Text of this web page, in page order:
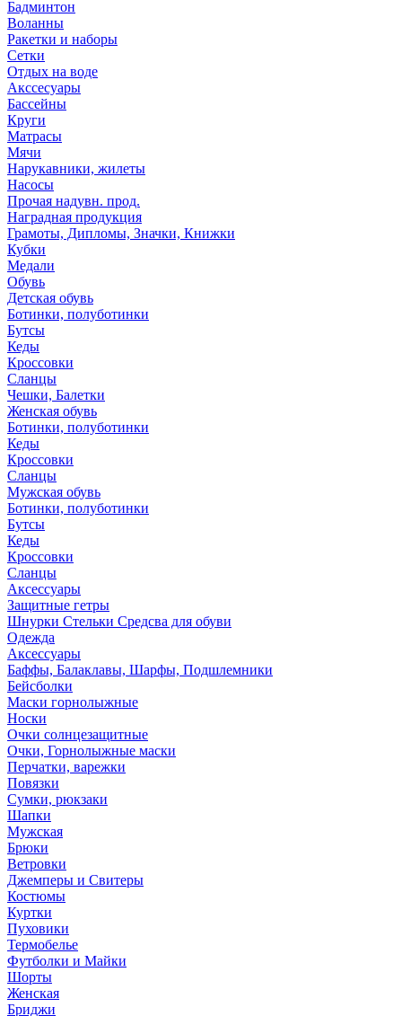
Бадминтон
Воланны
Ракетки и наборы
Сетки
Отдых на воде
Акссесуары
Бассейны
Круги
Матрасы
Мячи
Нарукавники, жилеты
Насосы
Прочая надувн. прод.
Наградная продукция
Грамоты, Дипломы, Значки, Книжки
Кубки
Медали
Обувь
Детская обувь
Ботинки, полуботинки
Бутсы
Кеды
Кроссовки
Сланцы
Чешки, Балетки
Женская обувь
Ботинки, полуботинки
Кеды
Кроссовки
Сланцы
Мужская обувь
Ботинки, полуботинки
Бутсы
Кеды
Кроссовки
Сланцы
Аксессуары
Защитные гетры
Шнурки Стельки Средсва для обуви
Одежда
Аксессуары
Баффы, Балаклавы, Шарфы, Подшлемники
Бейсболки
Маски горнолыжные
Носки
Очки солнцезащитные
Очки, Горнолыжные маски
Перчатки, варежки
Повязки
Сумки, рюкзаки
Шапки
Мужская
Брюки
Ветровки
Джемперы и Свитеры
Костюмы
Куртки
Пуховики
Термобелье
Футболки и Майки
Шорты
Женская
Бриджи